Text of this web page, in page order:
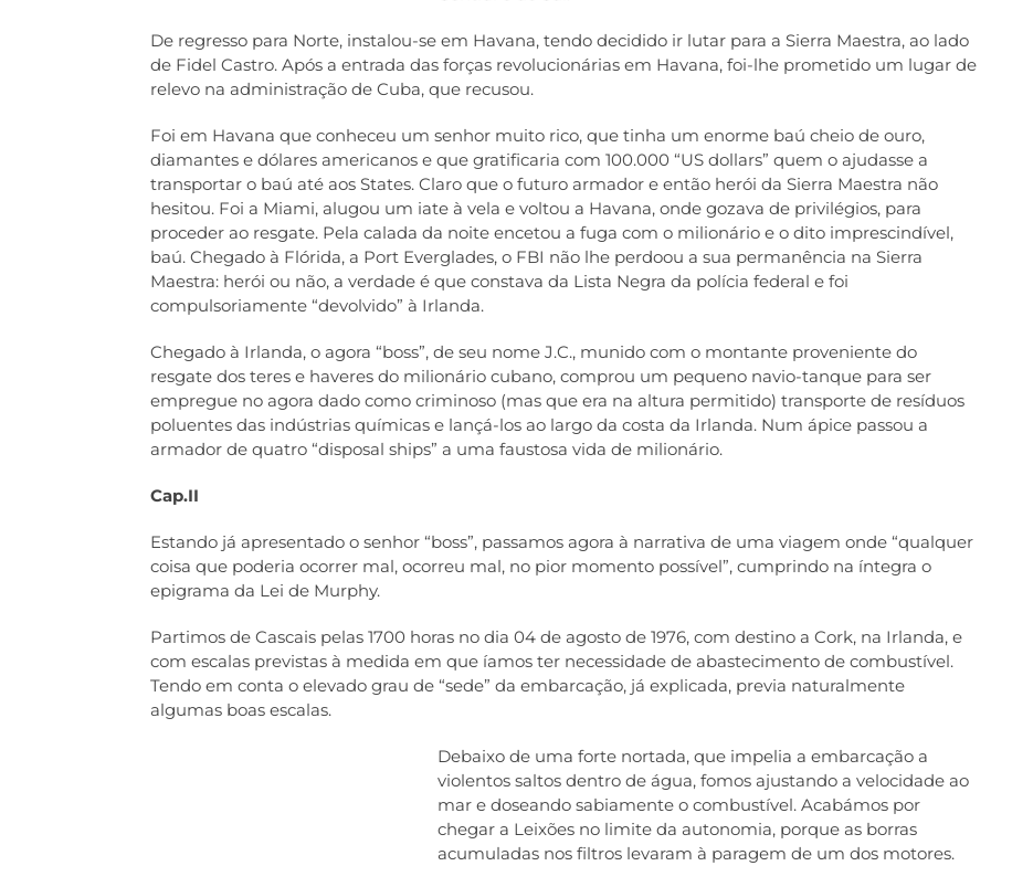
De regresso para Norte, instalou-se em Havana, tendo decidido ir lutar para a Sierra Maestra, ao lado
de Fidel Castro. Após a entrada das forças revolucionárias em Havana, foi-lhe prometido um lugar de
relevo na administração de Cuba, que recusou.
Foi em Havana que conheceu um senhor muito rico, que tinha um enorme baú cheio de ouro,
diamantes e dólares americanos e que gratificaria com 100.000 “US dollars” quem o ajudasse a
transportar o baú até aos States. Claro que o futuro armador e então herói da Sierra Maestra não
hesitou. Foi a Miami, alugou um iate à vela e voltou a Havana, onde gozava de privilégios, para
proceder ao resgate. Pela calada da noite encetou a fuga com o milionário e o dito imprescindível,
baú. Chegado à Flórida, a Port Everglades, o FBI não lhe perdoou a sua permanência na Sierra
Maestra: herói ou não, a verdade é que constava da Lista Negra da polícia federal e foi
compulsoriamente “devolvido” à Irlanda.
Chegado à Irlanda, o agora “boss”, de seu nome J.C., munido com o montante proveniente do
resgate dos teres e haveres do milionário cubano, comprou um pequeno navio-tanque para ser
empregue no agora dado como criminoso (mas que era na altura permitido) transporte de resíduos
poluentes das indústrias químicas e lançá-los ao largo da costa da Irlanda. Num ápice passou a
armador de quatro “disposal ships” a uma faustosa vida de milionário.
Cap.II
Estando já apresentado o senhor “boss”, passamos agora à narrativa de uma viagem onde “qualquer
coisa que poderia ocorrer mal, ocorreu mal, no pior momento possível”, cumprindo na íntegra o
epigrama da Lei de Murphy.
Partimos de Cascais pelas 1700 horas no dia 04 de agosto de 1976, com destino a Cork, na Irlanda, e
com escalas previstas à medida em que íamos ter necessidade de abastecimento de combustível.
Tendo em conta o elevado grau de “sede” da embarcação, já explicada, previa naturalmente
algumas boas escalas.
Debaixo de uma forte nortada, que impelia a embarcação a
violentos saltos dentro de água, fomos ajustando a velocidade ao
mar e doseando sabiamente o combustível. Acabámos por
chegar a Leixões no limite da autonomia, porque as borras
acumuladas nos filtros levaram à paragem de um dos motores.